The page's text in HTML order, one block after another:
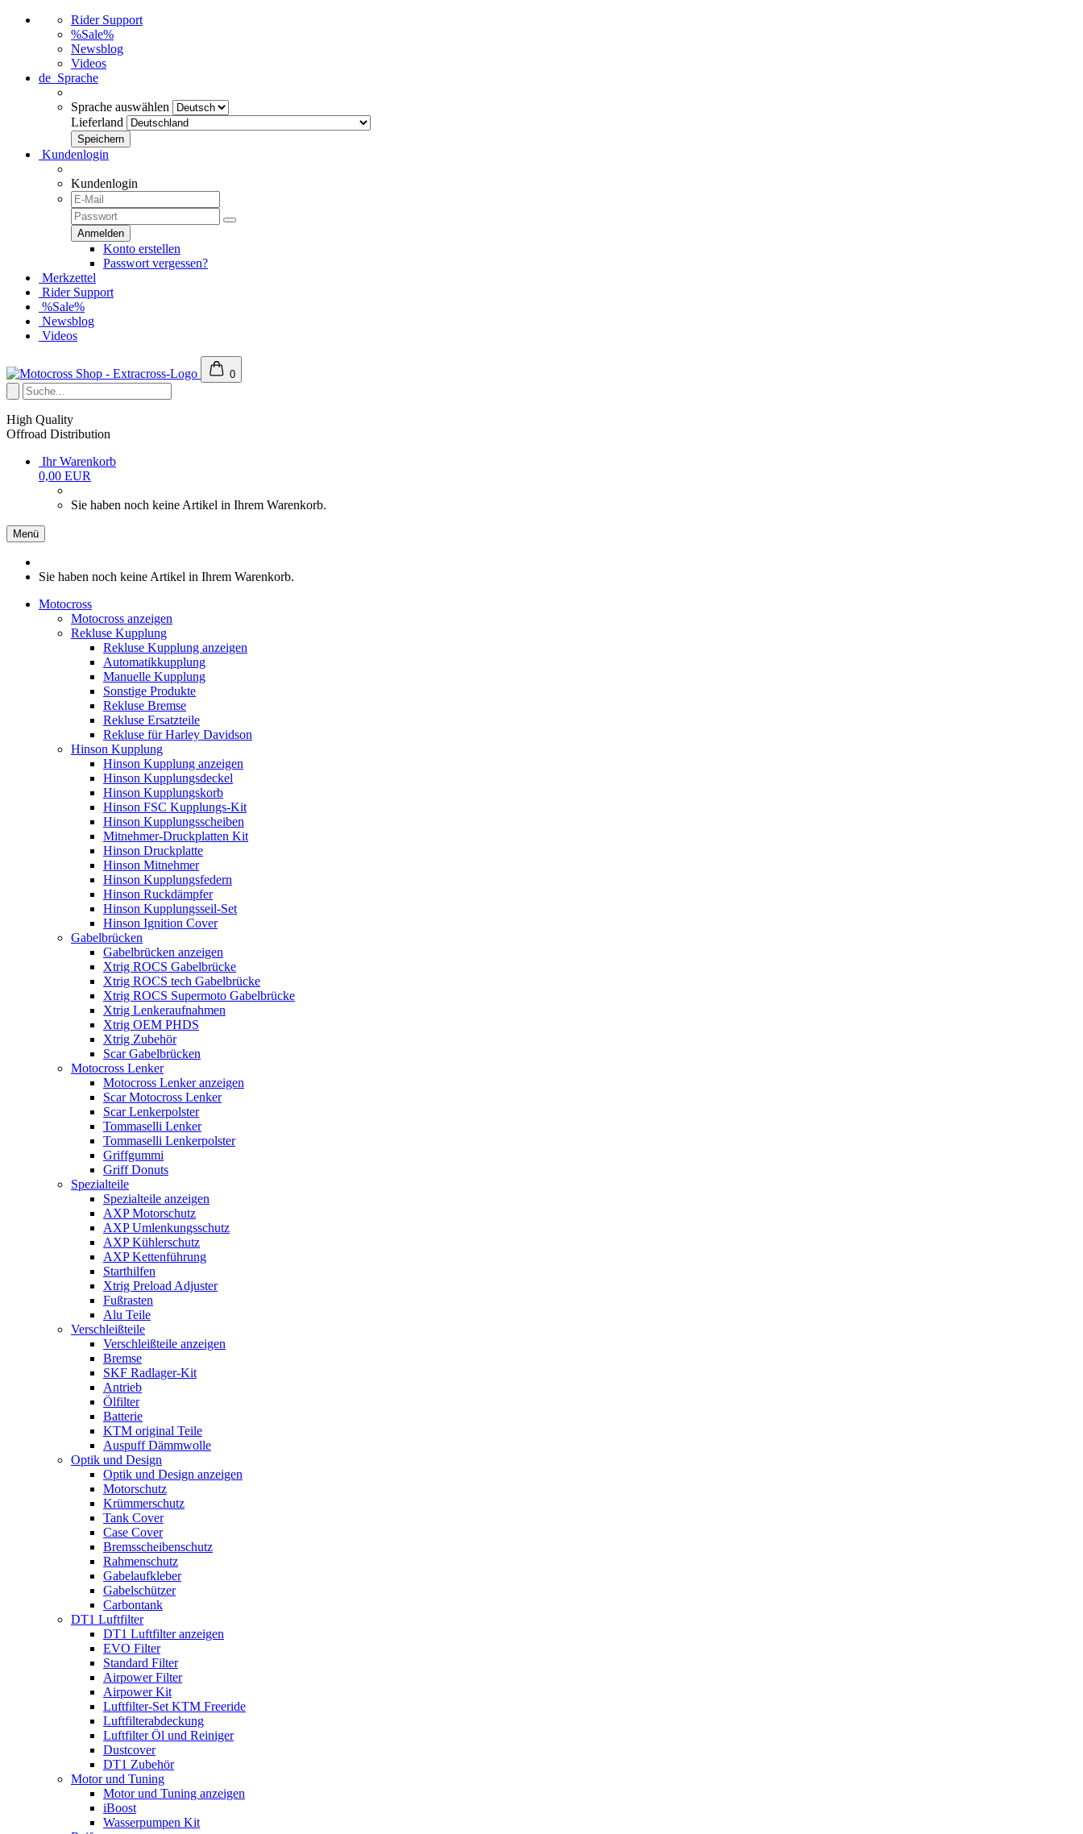
Rider Support
%Sale%
Newsblog
Videos
de Sprache
Sprache auswählen
Lieferland
Kundenlogin
Kundenlogin
Konto erstellen
Passwort vergessen?
Merkzettel
Rider Support
%Sale%
Newsblog
Videos
0
High Quality
Offroad Distribution
Ihr Warenkorb
0,00 EUR
Sie haben noch keine Artikel in Ihrem Warenkorb.
Menü
Sie haben noch keine Artikel in Ihrem Warenkorb.
Motocross
Motocross anzeigen
Rekluse Kupplung
Rekluse Kupplung anzeigen
Automatikkupplung
Manuelle Kupplung
Sonstige Produkte
Rekluse Bremse
Rekluse Ersatzteile
Rekluse für Harley Davidson
Hinson Kupplung
Hinson Kupplung anzeigen
Hinson Kupplungsdeckel
Hinson Kupplungskorb
Hinson FSC Kupplungs-Kit
Hinson Kupplungsscheiben
Mitnehmer-Druckplatten Kit
Hinson Druckplatte
Hinson Mitnehmer
Hinson Kupplungsfedern
Hinson Ruckdämpfer
Hinson Kupplungsseil-Set
Hinson Ignition Cover
Gabelbrücken
Gabelbrücken anzeigen
Xtrig ROCS Gabelbrücke
Xtrig ROCS tech Gabelbrücke
Xtrig ROCS Supermoto Gabelbrücke
Xtrig Lenkeraufnahmen
Xtrig OEM PHDS
Xtrig Zubehör
Scar Gabelbrücken
Motocross Lenker
Motocross Lenker anzeigen
Scar Motocross Lenker
Scar Lenkerpolster
Tommaselli Lenker
Tommaselli Lenkerpolster
Griffgummi
Griff Donuts
Spezialteile
Spezialteile anzeigen
AXP Motorschutz
AXP Umlenkungsschutz
AXP Kühlerschutz
AXP Kettenführung
Starthilfen
Xtrig Preload Adjuster
Fußrasten
Alu Teile
Verschleißteile
Verschleißteile anzeigen
Bremse
SKF Radlager-Kit
Antrieb
Ölfilter
Batterie
KTM original Teile
Auspuff Dämmwolle
Optik und Design
Optik und Design anzeigen
Motorschutz
Krümmerschutz
Tank Cover
Case Cover
Bremsscheibenschutz
Rahmenschutz
Gabelaufkleber
Gabelschützer
Carbontank
DT1 Luftfilter
DT1 Luftfilter anzeigen
EVO Filter
Standard Filter
Airpower Filter
Airpower Kit
Luftfilter-Set KTM Freeride
Luftfilterabdeckung
Luftfilter Öl und Reiniger
Dustcover
DT1 Zubehör
Motor und Tuning
Motor und Tuning anzeigen
iBoost
Wasserpumpen Kit